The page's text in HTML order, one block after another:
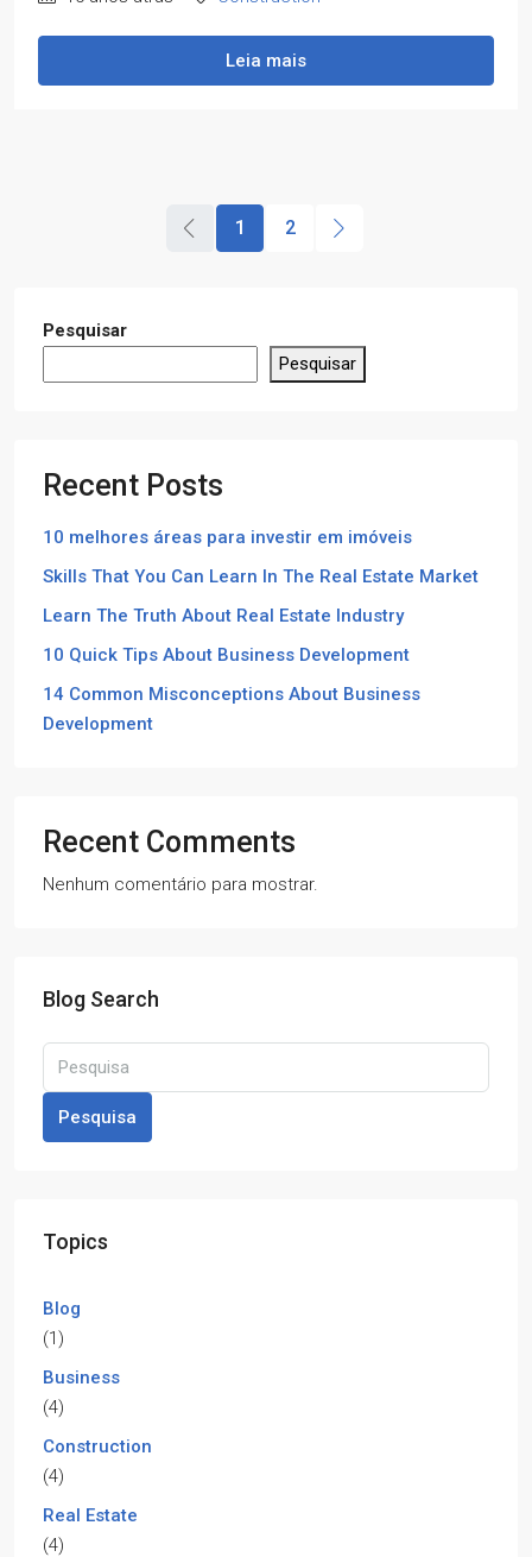
Leia mais
1 2
Pesquisar
Pesquisar
Recent Posts
10 melhores áreas para investir em imóveis
Skills That You Can Learn In The Real Estate Market
Learn The Truth About Real Estate Industry
10 Quick Tips About Business Development
14 Common Misconceptions About Business
Development
Recent Comments
Nenhum comentário para mostrar.
Blog Search
Pesquisa
Topics
Blog
(1)
Business
(4)
Construction
(4)
Real Estate
(4)